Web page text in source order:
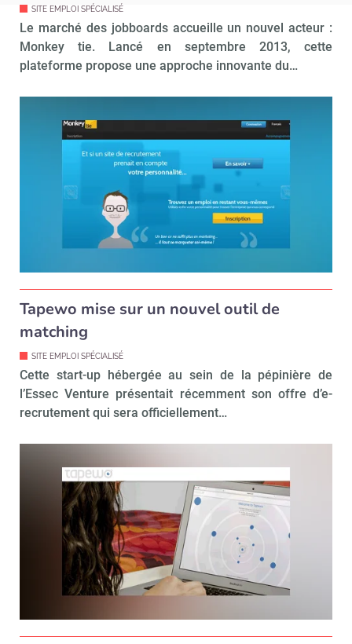
SITE EMPLOI SPÉCIALISÉ
Le marché des jobboards accueille un nouvel acteur :
Monkey tie. Lancé en septembre 2013, cette
plateforme propose une approche innovante du…
Tapewo mise sur un nouvel outil de
matching
SITE EMPLOI SPÉCIALISÉ
Cette start-up hébergée au sein de la pépinière de
l’Essec Venture présentait récemment son offre d’e-
recrutement qui sera officiellement…